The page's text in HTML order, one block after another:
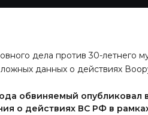
дела против 30-летнего
данных о действиях
обвиняемый опубликовал
о действиях ВС РФ в